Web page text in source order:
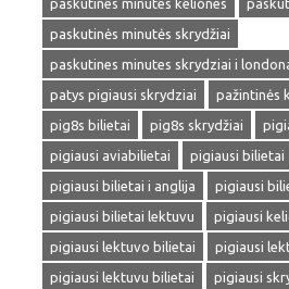
paskutines minutes keliones
paskutinės minutės skrydžiai
paskutines minutes skrydziai i
patys pigiausi skrydziai
pažintinės
pig8s bilietai
pig8s skrydžiai
pigiausi aviabilietai
pigiausi bilietai
pigiausi bilietai i anglija
pigiausi
pigiausi bilietai lektuvu
pigiausi
pigiausi lektuvo bilietai
pigiausi
pigiausi lektuvu bilietai
pigiausi